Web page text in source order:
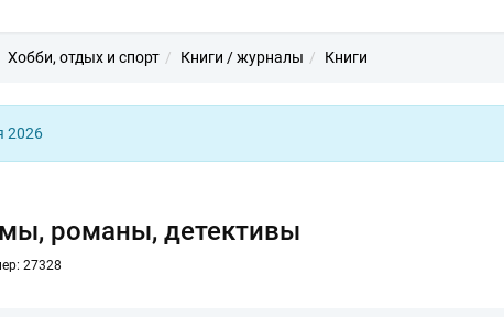
Хобби, отдых и спорт Книги / журналы Книги
2026
романы, детективы
27328